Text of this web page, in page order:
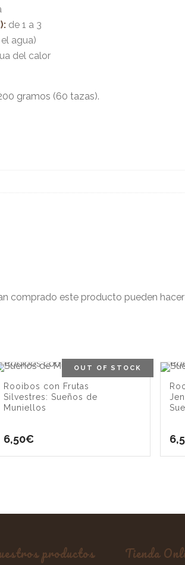
de 1 a 3
agua)
del calor
gramos (60 tazas).
comprado este producto pueden
OUT OF STOCK
Rooibos con Frutas
Silvestres: Sueños de
Muniellos
6,50€
productos Tienda